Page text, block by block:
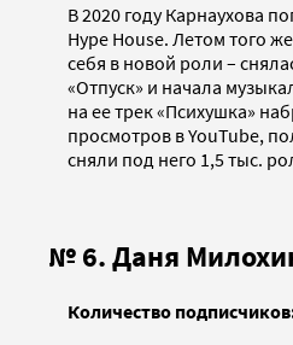
В 2020 году Карнаухова
Hype House. Летом того
себя в новой роли –
«Отпуск» и начала
на ее трек «Психушка»
просмотров в YouTube,
сняли под него 1,5 тыс.
№ 6. Даня
Количество